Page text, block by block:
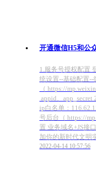
开通微信H5和公
1.服务号授权配置
统设置--基础配置--
（ https://
appid、
ip白名单：
号后台（ https://
置 业务域名+JS接
加你的新时代文明
2022-04-14 10:57:56